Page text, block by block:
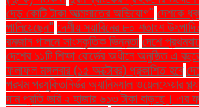
দেড় কোটি টাকা আত্মসাতের অভিযোগ" দেশকে
পালিয়েছেন" দেশীয় সয়াবিনের ৮০ শতাংশ
রমজান পালনে সাংস্কৃতিক ভিন্নতা দেশে
দেশের ১১টি শিক্ষা বোর্ডের অধীনে অনুষ্ঠিত এ
ফলাফল মঙ্গলবার (১৫ অক্টোবর) প্রকাশিত হবে
প্রথম প্রযুক্তিনির্ভর অ্যানিম্যাল ওয়েলফেয়ার
দাম প্রতি ভরি ২ হাজার ৬১৩ টাকা বাড়ছে। এর